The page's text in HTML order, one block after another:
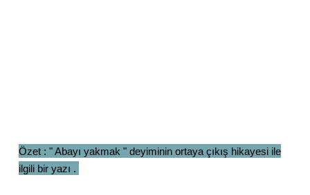
Özet : " Abayı yakmak " deyiminin ortaya çıkış hikayesi ile
ilgili bir yazı .